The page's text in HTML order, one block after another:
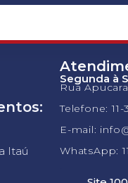
Itaú
Segunda à
Rua
Telefone: 11-
E-mail:
WhatsApp: